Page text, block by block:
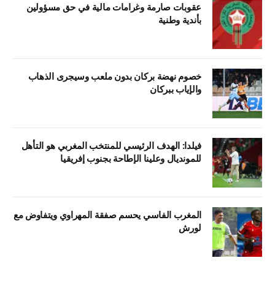
عقوبات صارمة وغرامات مالية في حق مسؤولين
بأندية وطنية
خصوم نهضة بركان بدون ملعب وسيجرى الذهاب
والإياب ببركان
فيلدا: الهدف الرئيسي للمنتخب المغربي هو التأهل
للمونديال وعلينا الإطاحة بجنوب إفريقيا
المغرب الفاسي يحسم صفقة المهراوي ويتفاوض مع
لورش